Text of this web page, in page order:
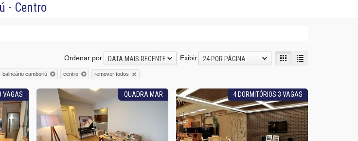
- Centro
Exibir 24 POR PÁGINA
Ordenar por DATA MAIS RECENTE
balneário camboriú centro remover todos
VAGAS QUADRA MAR 4 DORMITÓRIOS 3 VAGAS